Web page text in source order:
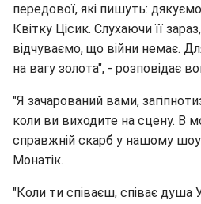
передової, які пишуть:
Квітку Цісик. Слухаючи її
відчуваємо, що війни немає.
на вагу золота", - розповідає
"Я зачарований вами,
коли ви виходите на сцену. В
справжній скарб у нашому
Монатік.
"Коли ти співаєш, співає душа